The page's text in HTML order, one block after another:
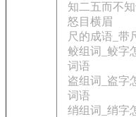
知二五而不
怒目横眉
尺的成语_带
鲛组词_鲛字
词语
盗组词_盗字
词语
绡组词_绡字